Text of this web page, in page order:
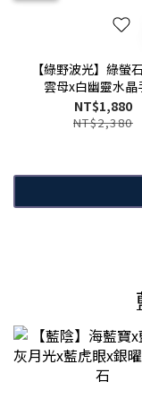
【綠野波光】綠螢
雲母x白幽靈水晶
NT$1,880
NT$2,380